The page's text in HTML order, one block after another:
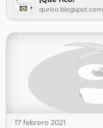
qurico.blogspot.com
17 febrero 2021